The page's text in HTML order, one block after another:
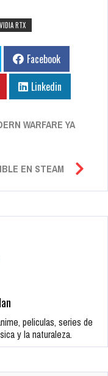
RTX
Facebook
Linkedin
WARFARE YA
EN STEAM
peliculas, series de
y la naturaleza.